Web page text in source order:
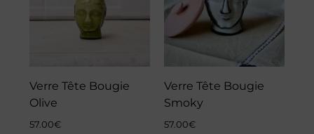
Verre Tête Bougie
Olive
57.00€
Verre Tête Bougie
Smoky
57.00€